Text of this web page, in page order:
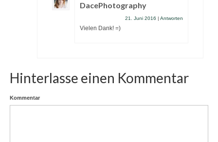
DacePhotography
21. Juni 2016 | Antworten
Vielen Dank! =)
Hinterlasse einen Kommentar
Kommentar